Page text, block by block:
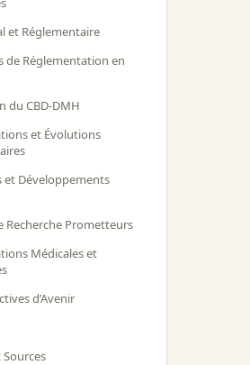
et Réglementaire
de Réglementation en
du CBD-DMH
et Évolutions
et Développements
Recherche Prometteurs
Médicales et
d’Avenir
Sources